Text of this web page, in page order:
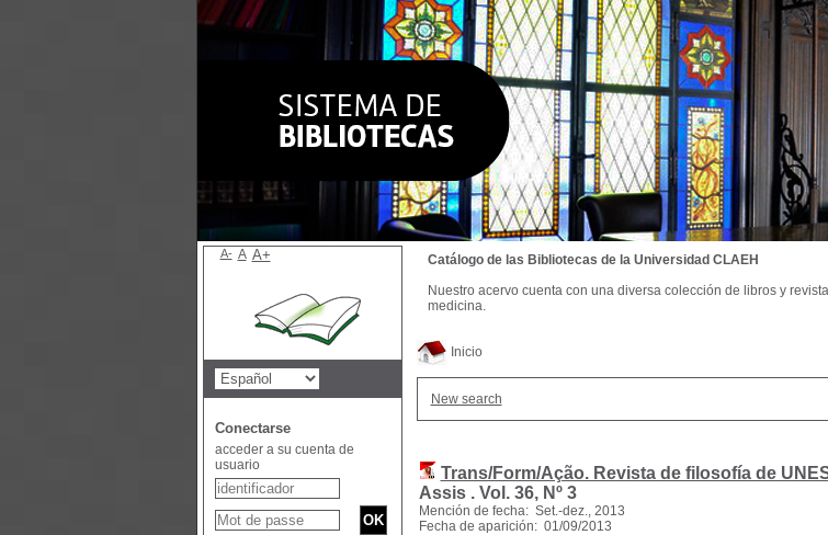
Inicio
New search
Trans/Form/Ação. Revista de filosofía de
Assis . Vol. 36, Nº 3
Mención de fecha: Set.-dez., 2013
Fecha de aparición: 01/09/2013
Catálogo de las Bibliotecas de la Universidad CLAEH
Nuestro acervo cuenta con una diversa colección de libros y
medicina.
A- A A+
Conectarse
acceder a su cuenta de
usuario